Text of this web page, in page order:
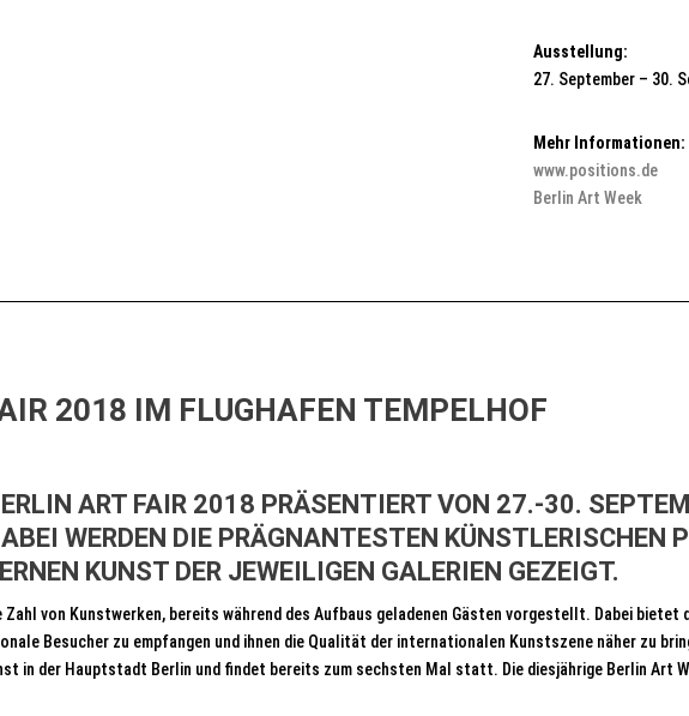
Ausstellung:
27. September – 30.
Mehr Informationen:
www.positions.de
Berlin Art Week
2018 IM FLUGHAFEN TEMPELHOF
ART FAIR 2018 PRÄSENTIERT VON 27.-30.
WERDEN DIE PRÄGNANTESTEN KÜNSTLERISCHEN
KUNST DER JEWEILIGEN GALERIEN GEZEIGT.
von Kunstwerken, bereits während des Aufbaus geladenen Gästen vorgestellt. Dabei bietet
Besucher zu empfangen und ihnen die Qualität der internationalen Kunstszene näher zu
in der Hauptstadt Berlin und findet bereits zum sechsten Mal statt. Die diesjährige Berlin Art